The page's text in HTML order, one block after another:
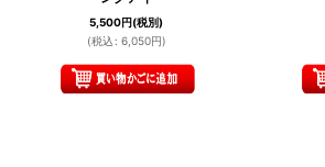
5,500円(税別)
(税込 : 6,050円)